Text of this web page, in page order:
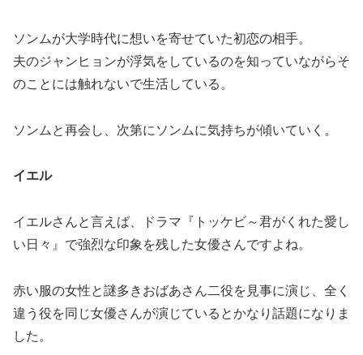
ソンムが大学時代に想いを寄せていた初恋の相手。
夫のジャンヒョンが浮気をしているのを知っていながらそ
のことには触れないで生活している。
ソンムと再会し、次第にソンムに気持ちが傾いていく。
イエル
イエルさんと言えば、ドラマ『トッケビ～君がくれた愛し
い日々』で強烈な印象を残した女優さんですよね。
赤い服の女性と謎多きおばあさん二役を見事に演じ、全く
違う役を同じ女優さんが演じているとかなり話題になりま
した。